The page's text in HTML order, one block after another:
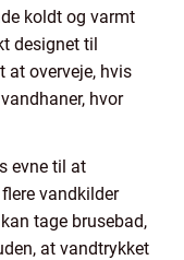
koldt og varmt
designet til
at overveje, hvis
hvor
evne til at
vandkilder
tage brusebad,
at vandtrykket